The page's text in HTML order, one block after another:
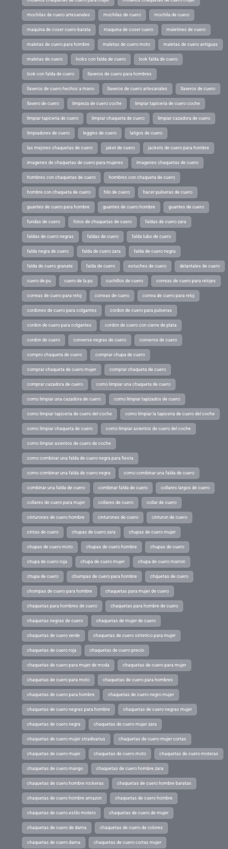
mochilas de cuero artesanales mochilas de cuero mochila de cuero
maquina de coser cuero barata maquina de coser cuero maletines de cuero
maletas de cuero para hombre maletas de cuero moto maletas de cuero antiguas
maletas de cuero looks con falda de cuero look falda de cuero
look con falda de cuero llaveros de cuero para hombres
llaveros de cuero hechos a mano llaveros de cuero artesanales llaveros de cuero
llavero de cuero limpieza de cuero coche limpiar tapiceria de cuero coche
limpiar tapiceria de cuero limpiar chaqueta de cuero limpiar cazadora de cuero
limpiadores de cuero leggins de cuero latigos de cuero
las mejores chaquetas de cuero jaket de cuero jackets de cuero para hombre
imagenes de chaquetas de cuero para mujeres imagenes chaquetas de cuero
hombres con chaquetas de cuero hombres con chaqueta de cuero
hombre con chaqueta de cuero hilo de cuero hacer pulseras de cuero
guantes de cuero para hombre guantes de cuero hombre guantes de cuero
fundas de cuero fotos de chaquetas de cuero faldas de cuero zara
faldas de cuero negras faldas de cuero falda tubo de cuero
falda negra de cuero falda de cuero zara falda de cuero negra
falda de cuero granate falda de cuero estuches de cuero delantales de cuero
cuero de pu cuero de la pu cuchillos de cuero correas de cuero para relojes
correas de cuero para reloj correas de cuero correa de cuero para reloj
cordones de cuero para colgantes cordon de cuero para pulseras
cordon de cuero para colgantes cordon de cuero con cierre de plata
cordon de cuero converse negras de cuero converse de cuero
compro chaqueta de cuero comprar chupa de cuero
comprar chaqueta de cuero mujer comprar chaqueta de cuero
comprar cazadora de cuero como limpiar una chaqueta de cuero
como limpiar una cazadora de cuero como limpiar tapizados de cuero
como limpiar tapiceria de cuero del coche como limpiar la tapiceria de cuero del coche
como limpiar chaqueta de cuero como limpiar asientos de cuero del coche
como limpiar asientos de cuero de coche
como combinar una falda de cuero negra para fiesta
como combinar una falda de cuero negra como combinar una falda de cuero
combinar una falda de cuero combinar falda de cuero collares largos de cuero
collares de cuero para mujer collares de cuero collar de cuero
cinturones de cuero hombre cinturones de cuero cinturon de cuero
cintas de cuero chupas de cuero zara chupas de cuero mujer
chupas de cuero moto chupas de cuero hombre chupas de cuero
chupa de cuero roja chupa de cuero mujer chupa de cuero marron
chupa de cuero chumpas de cuero para hombre chquetas de cuero
chompas de cuero para hombre chaquetas para mujer de cuero
chaquetas para hombres de cuero chaquetas para hombre de cuero
chaquetas negras de cuero chaquetas de mujer de cuero
chaquetas de cuero verde chaquetas de cuero sintetico para mujer
chaquetas de cuero roja chaquetas de cuero precio
chaquetas de cuero para mujer de moda chaquetas de cuero para mujer
chaquetas de cuero para moto chaquetas de cuero para hombres
chaquetas de cuero para hombre chaquetas de cuero negro mujer
chaquetas de cuero negras para hombre chaquetas de cuero negras mujer
chaquetas de cuero negra chaquetas de cuero mujer zara
chaquetas de cuero mujer stradivarius chaquetas de cuero mujer cortas
chaquetas de cuero mujer chaquetas de cuero moto chaquetas de cuero moteras
chaquetas de cuero mango chaquetas de cuero hombre zara
chaquetas de cuero hombre rockeras chaquetas de cuero hombre baratas
chaquetas de cuero hombre amazon chaquetas de cuero hombre
chaquetas de cuero estilo motero chaquetas de cuero de mujer
chaquetas de cuero de dama chaquetas de cuero de colores
chaquetas de cuero dama chaquetas de cuero cortas mujer